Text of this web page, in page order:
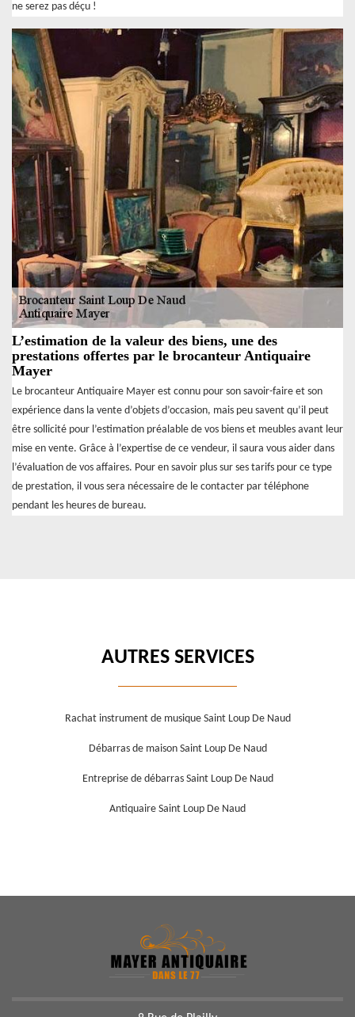
ne serez pas déçu !
L’estimation de la valeur des biens, une des
prestations offertes par le brocanteur Antiquaire
Mayer
Le brocanteur Antiquaire Mayer est connu pour son savoir-faire et son
expérience dans la vente d’objets d’occasion, mais peu savent qu’il peut
être sollicité pour l’estimation préalable de vos biens et meubles avant leur
mise en vente. Grâce à l’expertise de ce vendeur, il saura vous aider dans
l’évaluation de vos affaires. Pour en savoir plus sur ses tarifs pour ce type
de prestation, il vous sera nécessaire de le contacter par téléphone
pendant les heures de bureau.
AUTRES SERVICES
Rachat instrument de musique Saint Loup De Naud
Débarras de maison Saint Loup De Naud
Entreprise de débarras Saint Loup De Naud
Antiquaire Saint Loup De Naud